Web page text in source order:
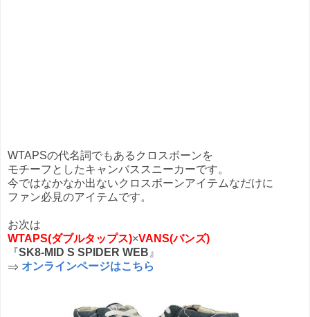
WTAPSの代名詞でもあるクロスボーンを
モチーフとしたキャンバススニーカーです。
今ではなかなか出ないクロスボーンアイテムなだけに
ファン必見のアイテムです。
お次は
WTAPS(ダブルタップス)×VANS(バンズ)
『SK8-MID S SPIDER WEB 』
⇒ オンラインページはこちら